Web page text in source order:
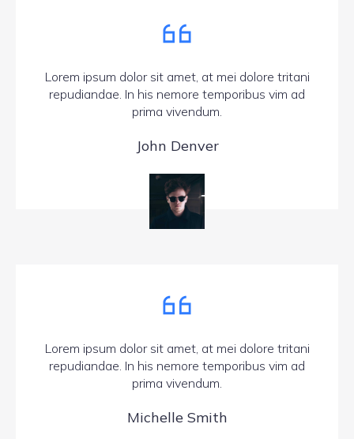
Lorem ipsum dolor sit amet, at mei dolore tritani
repudiandae. In his nemore temporibus vim ad
prima vivendum.
John Denver
Lorem ipsum dolor sit amet, at mei dolore tritani
repudiandae. In his nemore temporibus vim ad
prima vivendum.
Michelle Smith